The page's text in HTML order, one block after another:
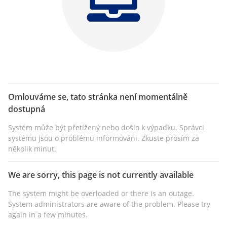
Omlouváme se, tato stránka není momentálně
dostupná
Systém může být přetížený nebo došlo k výpadku. Správci
systému jsou o problému informováni. Zkuste prosím za
několik minut.
We are sorry, this page is not currently available
The system might be overloaded or there is an outage.
System administrators are aware of the problem. Please try
again in a few minutes.